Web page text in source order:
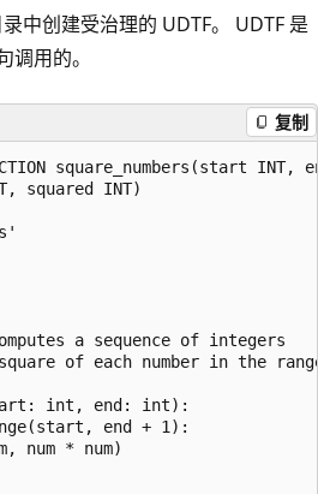
中创建受治理的 UDTF。 UDTF 是
调用的。
复制
square_numbers(start INT,
squared INT)
a sequence of integers
of each number in the
int, end: int):
end + 1):
num * num)